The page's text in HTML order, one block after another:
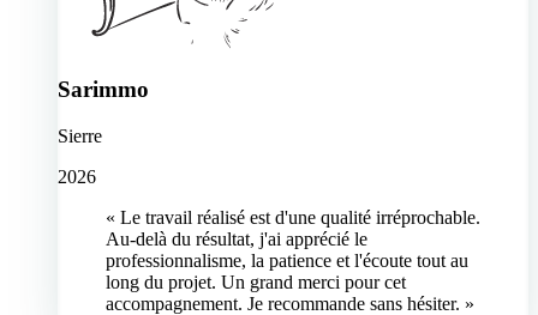
Sarimmo
Sierre
2026
« Le travail réalisé est d'une qualité irréprochable.
Au-delà du résultat, j'ai apprécié le
professionnalisme, la patience et l'écoute tout au
long du projet. Un grand merci pour cet
accompagnement. Je recommande sans hésiter. »